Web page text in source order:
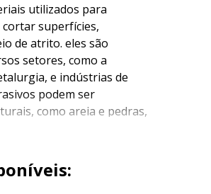
utilizados para
superfícies,
de atrito. eles são
setores, como a
e indústrias de
podem ser
como areia e pedras,
óxido de alumínio e o
abrasivos é a remoção